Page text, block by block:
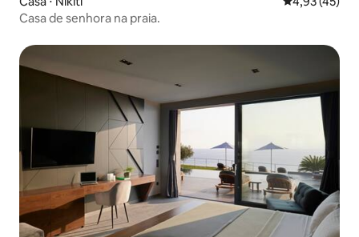
Casa de senhora na praia.